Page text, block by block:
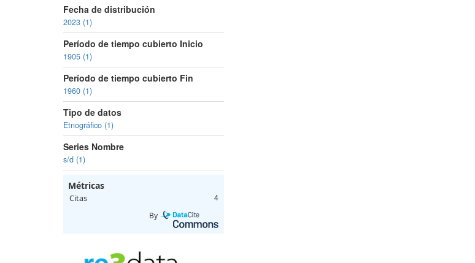
Fecha de distribución
2023 (1)
Período de tiempo cubierto Inicio
1905 (1)
Período de tiempo cubierto Fin
1960 (1)
Tipo de datos
Etnográfico (1)
Series Nombre
s/d (1)
Métricas
Citas 4
By